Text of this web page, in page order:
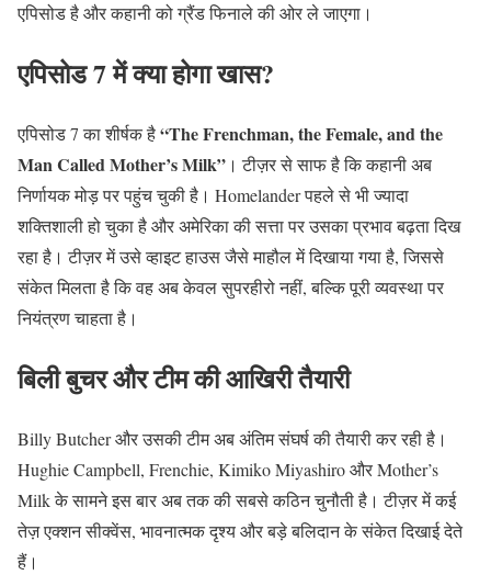
एपिसोड है और कहानी को ग्रैंड फिनाले की ओर ले जाएगा।
एपिसोड 7 में क्या होगा खास?
एपिसोड 7 का शीर्षक है“The Frenchman, the Female, and the
Man Called Mother’s Milk” । टीज़र से साफ है कि कहानी अब
निर्णायक मोड़ पर पहुंच चुकी है। Homelanderपहले से भी ज्यादा
शक्तिशाली हो चुका है और अमेरिका की सत्ता पर उसका प्रभाव बढ़ता दिख
रहा है। टीज़र में उसे व्हाइट हाउस जैसे माहौल में दिखाया गया है, जिससे
संकेत मिलता है कि वह अब केवल सुपरहीरो नहीं, बल्कि पूरी व्यवस्था पर
नियंत्रण चाहता है।
बिली बुचर और टीम की आखिरी तैयारी
Billy Butcherऔर उसकी टीम अब अंतिम संघर्ष की तैयारी कर रही है।
Hughie Campbell, Frenchie, Kimiko MiyashiroऔरMother’s
Milkके सामने इस बार अब तक की सबसे कठिन चुनौती है। टीज़र में कई
तेज़ एक्शन सीक्वेंस, भावनात्मक दृश्य और बड़े बलिदान के संकेत दिखाई देते
हैं।